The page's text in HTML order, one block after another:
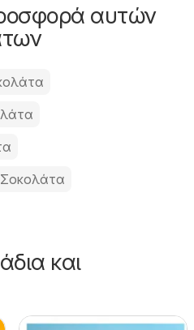
αυτών
Σοκολάτα
και